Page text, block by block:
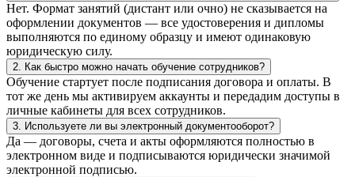
Нет. Формат занятий (дистант или очно) не сказывается на
оформлении документов — все удостоверения и дипломы
выполняются по единому образцу и имеют одинаковую
юридическую силу.
2. Как быстро можно начать обучение сотрудников?
Обучение стартует после подписания договора и оплаты. В
тот же день мы активируем аккаунты и передадим доступы в
личные кабинеты для всех сотрудников.
3. Используете ли вы электронный документооборот?
Да — договоры, счета и акты оформляются полностью в
электронном виде и подписываются юридически значимой
электронной подписью.